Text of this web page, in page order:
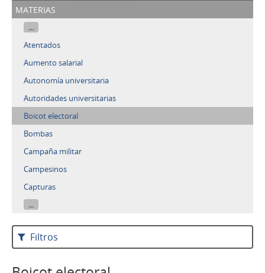
materias
...
Atentados
Aumento salarial
Autonomía universitaria
Autoridades universitarias
Boicot electoral
Bombas
Campaña militar
Campesinos
Capturas
...
Filtros